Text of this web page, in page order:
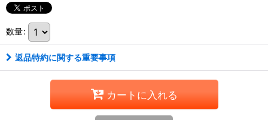
数量:
返品特約に関する重要事項
カートに入れる